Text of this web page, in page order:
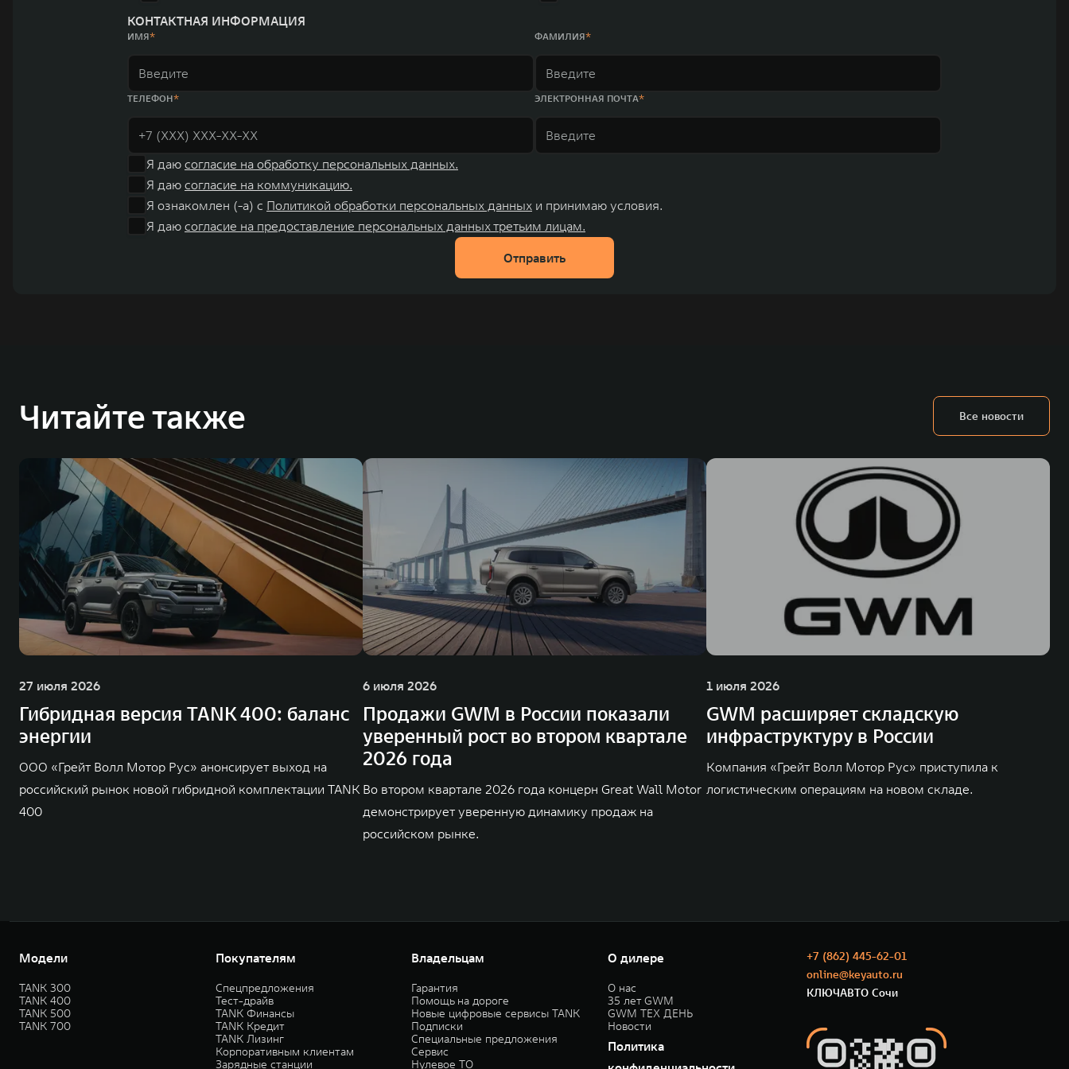
КОНТАКТНАЯ ИНФОРМАЦИЯ
ИМЯ ФАМИЛИЯ
ТЕЛЕФОН ЭЛЕКТРОННАЯ ПОЧТА
Я даю согласие на обработку персональных данных.
Я даю согласие на коммуникацию.
Я ознакомлен (-а) с Политикой обработки персональных данных и принимаю условия.
Я даю согласие на предоставление персональных данных третьим лицам.
Отправить
Читайте также Все новости
27 июля 2026
Гибридная версия TANK 400: баланс
энергии
ООО «Грейт Волл Мотор Рус» анонсирует выход на
российский рынок новой гибридной комплектации TANK
400
6 июля 2026
Продажи GWM в России показали
уверенный рост во втором квартале
2026 года
Во втором квартале 2026 года концерн Great Wall Motor
демонстрирует уверенную динамику продаж на
российском рынке.
1 июля 2026
GWM расширяет складскую
инфраструктуру в России
Компания «Грейт Волл Мотор Рус» приступила к
логистическим операциям на новом складе.
Модели
TANK 300
TANK 400
TANK 500
TANK 700
Покупателям
Спецпредложения
Тест-драйв
TANK Финансы
TANK Кредит
TANK Лизинг
Корпоративным клиентам
Зарядные станции
Владельцам
Гарантия
Помощь на дороге
Новые цифровые сервисы TANK
Подписки
Специальные предложения
Сервис
Нулевое ТО
О дилере
О нас
35 лет GWM
GWM ТЕХ ДЕНЬ
Новости
Политика
+7 (862) 445-62-01
online@keyauto.ru
КЛЮЧАВТО Сочи